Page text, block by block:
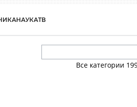
НАУКАТВ
Все категории